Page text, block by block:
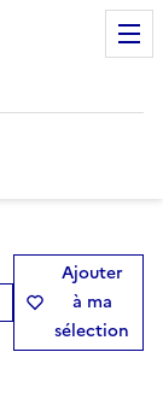
Ajouter
à ma
sélection